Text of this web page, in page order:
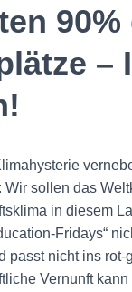
90%
–
Wir sollen das
in diesem
Fridays“
passt nicht ins rot-
Vernunft